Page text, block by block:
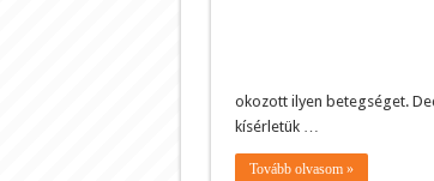
okozott ilyen betegséget.
kísérletük …
Tovább olvasom »